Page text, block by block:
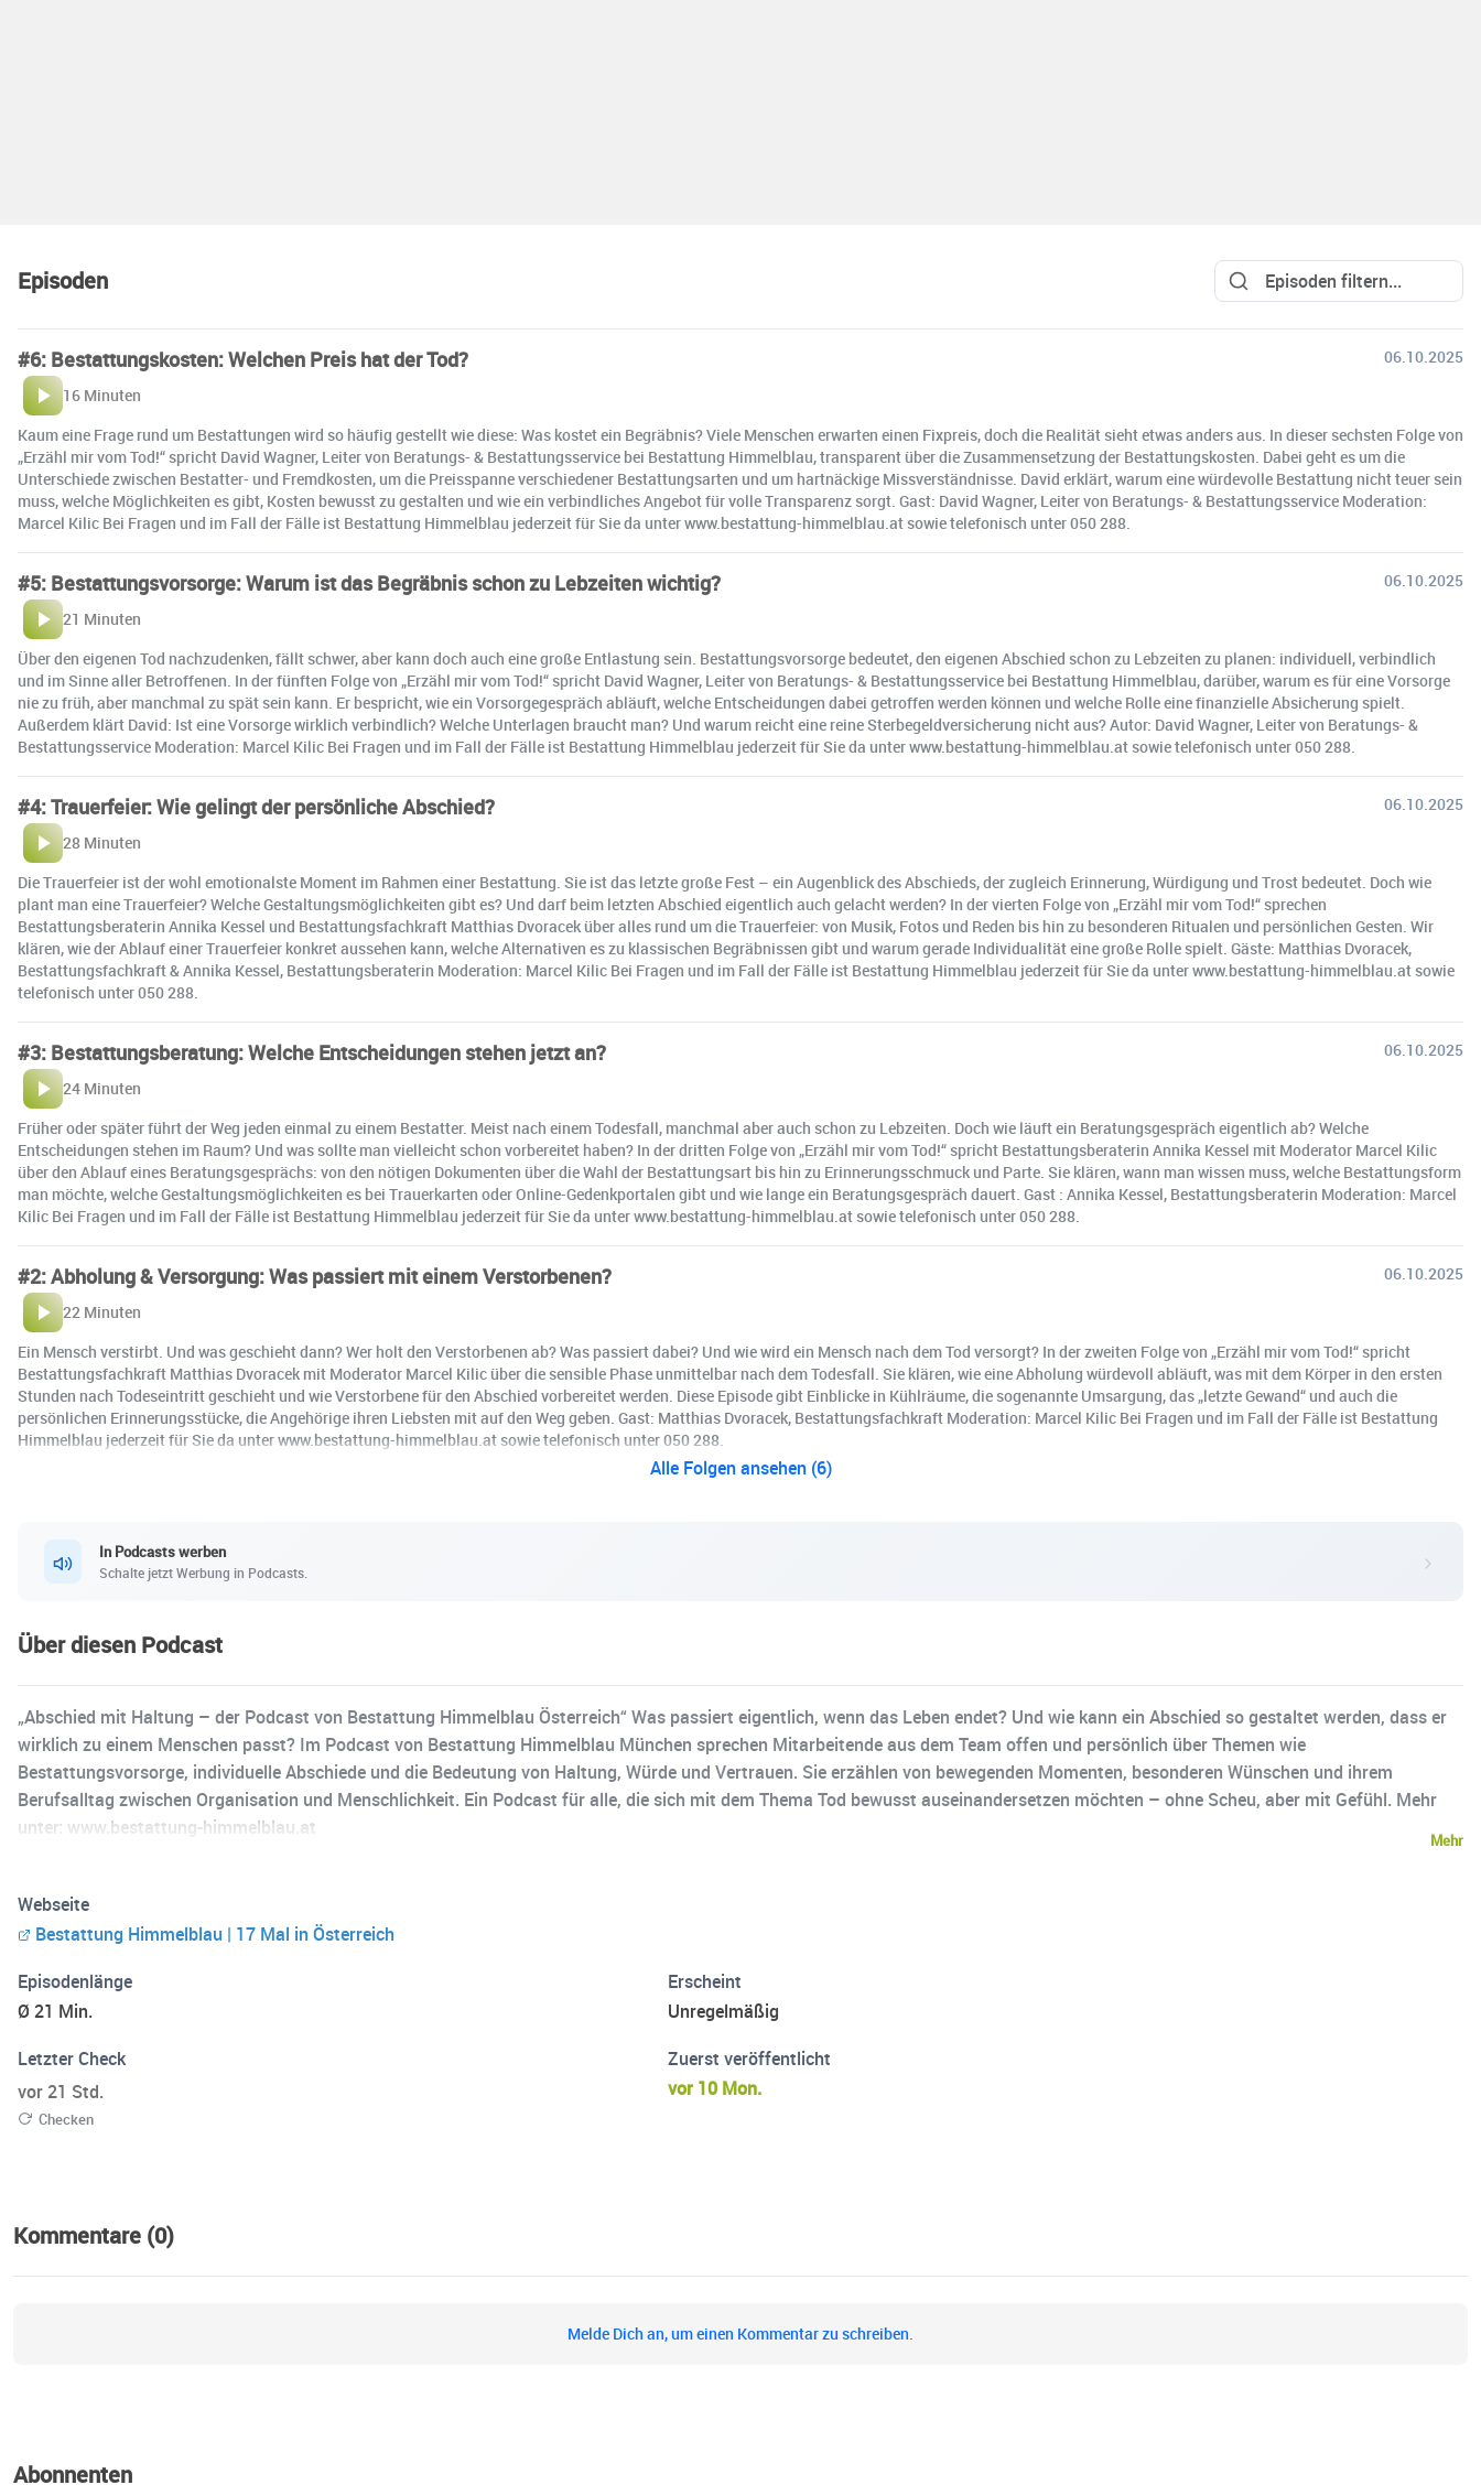
Episoden
#6: Bestattungskosten: Welchen Preis hat der Tod?
06.10.2025
16 Minuten
Kaum eine Frage rund um Bestattungen wird so häufig gestellt wie diese: Was kostet ein Begräbnis? Viele Menschen erwarten einen Fixpreis, doch die Realität sieht etwas anders aus. In dieser sechsten Folge von
„Erzähl mir vom Tod!“ spricht David Wagner, Leiter von Beratungs- & Bestattungsservice bei Bestattung Himmelblau, transparent über die Zusammensetzung der Bestattungskosten. Dabei geht es um die
Unterschiede zwischen Bestatter- und Fremdkosten, um die Preisspanne verschiedener Bestattungsarten und um hartnäckige Missverständnisse. David erklärt, warum eine würdevolle Bestattung nicht teuer sein
muss, welche Möglichkeiten es gibt, Kosten bewusst zu gestalten und wie ein verbindliches Angebot für volle Transparenz sorgt. Gast: David Wagner, Leiter von Beratungs- & Bestattungsservice Moderation:
Marcel Kilic Bei Fragen und im Fall der Fälle ist Bestattung Himmelblau jederzeit für Sie da unter www.bestattung-himmelblau.at sowie telefonisch unter 050 288.
#5: Bestattungsvorsorge: Warum ist das Begräbnis schon zu Lebzeiten wichtig?
06.10.2025
21 Minuten
Über den eigenen Tod nachzudenken, fällt schwer, aber kann doch auch eine große Entlastung sein. Bestattungsvorsorge bedeutet, den eigenen Abschied schon zu Lebzeiten zu planen: individuell, verbindlich
und im Sinne aller Betroffenen. In der fünften Folge von „Erzähl mir vom Tod!“ spricht David Wagner, Leiter von Beratungs- & Bestattungsservice bei Bestattung Himmelblau, darüber, warum es für eine Vorsorge
nie zu früh, aber manchmal zu spät sein kann. Er bespricht, wie ein Vorsorgegespräch abläuft, welche Entscheidungen dabei getroffen werden können und welche Rolle eine finanzielle Absicherung spielt.
Außerdem klärt David: Ist eine Vorsorge wirklich verbindlich? Welche Unterlagen braucht man? Und warum reicht eine reine Sterbegeldversicherung nicht aus? Autor: David Wagner, Leiter von Beratungs- &
Bestattungsservice Moderation: Marcel Kilic Bei Fragen und im Fall der Fälle ist Bestattung Himmelblau jederzeit für Sie da unter www.bestattung-himmelblau.at sowie telefonisch unter 050 288.
#4: Trauerfeier: Wie gelingt der persönliche Abschied?
06.10.2025
28 Minuten
Die Trauerfeier ist der wohl emotionalste Moment im Rahmen einer Bestattung. Sie ist das letzte große Fest – ein Augenblick des Abschieds, der zugleich Erinnerung, Würdigung und Trost bedeutet. Doch wie
plant man eine Trauerfeier? Welche Gestaltungsmöglichkeiten gibt es? Und darf beim letzten Abschied eigentlich auch gelacht werden? In der vierten Folge von „Erzähl mir vom Tod!“ sprechen
Bestattungsberaterin Annika Kessel und Bestattungsfachkraft Matthias Dvoracek über alles rund um die Trauerfeier: von Musik, Fotos und Reden bis hin zu besonderen Ritualen und persönlichen Gesten. Wir
klären, wie der Ablauf einer Trauerfeier konkret aussehen kann, welche Alternativen es zu klassischen Begräbnissen gibt und warum gerade Individualität eine große Rolle spielt. Gäste: Matthias Dvoracek,
Bestattungsfachkraft & Annika Kessel, Bestattungsberaterin Moderation: Marcel Kilic Bei Fragen und im Fall der Fälle ist Bestattung Himmelblau jederzeit für Sie da unter www.bestattung-himmelblau.at sowie
telefonisch unter 050 288.
#3: Bestattungsberatung: Welche Entscheidungen stehen jetzt an?
06.10.2025
24 Minuten
Früher oder später führt der Weg jeden einmal zu einem Bestatter. Meist nach einem Todesfall, manchmal aber auch schon zu Lebzeiten. Doch wie läuft ein Beratungsgespräch eigentlich ab? Welche
Entscheidungen stehen im Raum? Und was sollte man vielleicht schon vorbereitet haben? In der dritten Folge von „Erzähl mir vom Tod!“ spricht Bestattungsberaterin Annika Kessel mit Moderator Marcel Kilic
über den Ablauf eines Beratungsgesprächs: von den nötigen Dokumenten über die Wahl der Bestattungsart bis hin zu Erinnerungsschmuck und Parte. Sie klären, wann man wissen muss, welche Bestattungsform
man möchte, welche Gestaltungsmöglichkeiten es bei Trauerkarten oder Online-Gedenkportalen gibt und wie lange ein Beratungsgespräch dauert. Gast : Annika Kessel, Bestattungsberaterin Moderation: Marcel
Kilic Bei Fragen und im Fall der Fälle ist Bestattung Himmelblau jederzeit für Sie da unter www.bestattung-himmelblau.at sowie telefonisch unter 050 288.
#2: Abholung & Versorgung: Was passiert mit einem Verstorbenen?
06.10.2025
22 Minuten
Ein Mensch verstirbt. Und was geschieht dann? Wer holt den Verstorbenen ab? Was passiert dabei? Und wie wird ein Mensch nach dem Tod versorgt? In der zweiten Folge von „Erzähl mir vom Tod!“ spricht
Bestattungsfachkraft Matthias Dvoracek mit Moderator Marcel Kilic über die sensible Phase unmittelbar nach dem Todesfall. Sie klären, wie eine Abholung würdevoll abläuft, was mit dem Körper in den ersten
Stunden nach Todeseintritt geschieht und wie Verstorbene für den Abschied vorbereitet werden. Diese Episode gibt Einblicke in Kühlräume, die sogenannte Umsargung, das „letzte Gewand“ und auch die
persönlichen Erinnerungsstücke, die Angehörige ihren Liebsten mit auf den Weg geben. Gast: Matthias Dvoracek, Bestattungsfachkraft Moderation: Marcel Kilic Bei Fragen und im Fall der Fälle ist Bestattung
Himmelblau jederzeit für Sie da unter www.bestattung-himmelblau.at sowie telefonisch unter 050 288.
Alle Folgen ansehen (6)
In Podcasts werben
Schalte jetzt Werbung in Podcasts.
Über diesen Podcast
„Abschied mit Haltung – der Podcast von Bestattung Himmelblau Österreich“ Was passiert eigentlich, wenn das Leben endet? Und wie kann ein Abschied so gestaltet werden, dass er
wirklich zu einem Menschen passt? Im Podcast von Bestattung Himmelblau München sprechen Mitarbeitende aus dem Team offen und persönlich über Themen wie
Bestattungsvorsorge, individuelle Abschiede und die Bedeutung von Haltung, Würde und Vertrauen. Sie erzählen von bewegenden Momenten, besonderen Wünschen und ihrem
Berufsalltag zwischen Organisation und Menschlichkeit. Ein Podcast für alle, die sich mit dem Thema Tod bewusst auseinandersetzen möchten – ohne Scheu, aber mit Gefühl. Mehr
unter: www.bestattung-himmelblau.at
Mehr
Webseite
Bestattung Himmelblau | 17 Mal in Österreich
Episodenlänge
Ø 21 Min.
Erscheint
Unregelmäßig
Letzter Check
vor 21 Std.
Checken
Zuerst veröffentlicht
vor 10 Mon.
Kommentare (0)
Melde Dich an, um einen Kommentar zu schreiben.
Abonnenten